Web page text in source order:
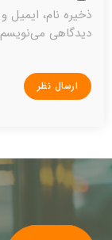
ذخیره نام، ایمیل
دیدگاهی